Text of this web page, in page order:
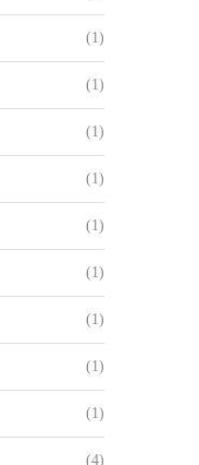
(1)
(1)
(1)
(1)
(1)
(1)
(1)
(1)
(1)
(4)